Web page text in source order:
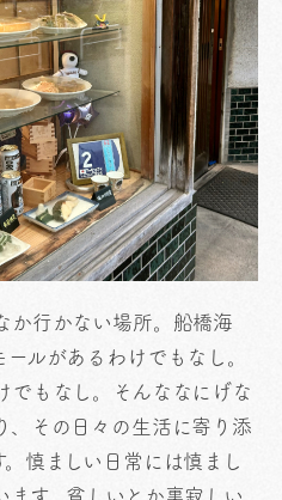
か行かない場所。船橋海
ルがあるわけでもなし。
でもなし。そんななにげな
、その日々の生活に寄り添
慎ましい日常には慎まし
す。貧しいとか裏寂しい